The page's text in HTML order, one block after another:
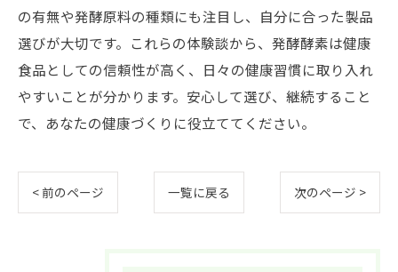
の有無や発酵原料の種類にも注目し、自分に合った製品
選びが大切です。これらの体験談から、発酵酵素は健康
食品としての信頼性が高く、日々の健康習慣に取り入れ
やすいことが分かります。安心して選び、継続すること
で、あなたの健康づくりに役立ててください。
< 前のページ 一覧に戻る 次のページ >